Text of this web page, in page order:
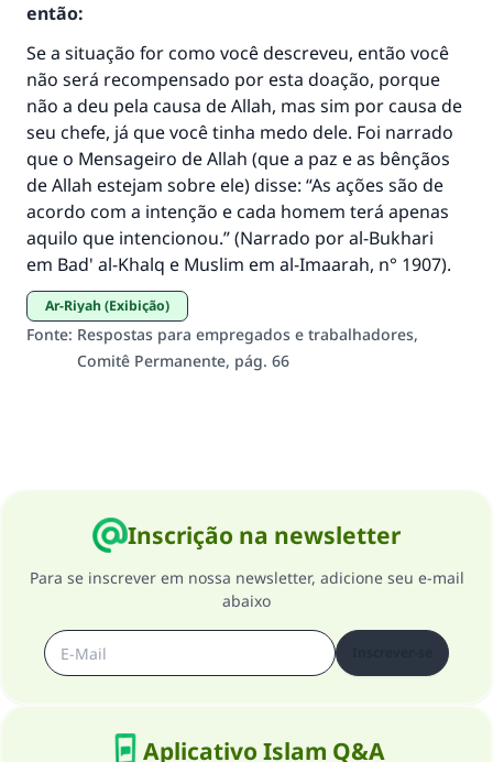
então:
Se a situação for como você descreveu, então você
não será recompensado por esta doação, porque
não a deu pela causa de Allah, mas sim por causa de
seu chefe, já que você tinha medo dele. Foi narrado
que o Mensageiro de Allah (que a paz e as bênçãos
de Allah estejam sobre ele) disse: “As ações são de
acordo com a intenção e cada homem terá apenas
aquilo que intencionou.” (Narrado por al-Bukhari
em Bad' al-Khalq e Muslim em al-Imaarah, n° 1907).
Ar-Riyah (Exibição)
Fonte: Respostas para empregados e trabalhadores,
Comitê Permanente, pág. 66
Inscrição na newsletter
Para se inscrever em nossa newsletter, adicione seu e-mail
abaixo
Aplicativo Islam Q&A
A resposta n° 110845 salvou um
casamento.
Ajude-nos a responder à Ummah
O Profeta ﷺ disse,
"Quem quer que incentive outros a fazer o
que é bom receberá a mesma recompensa
que aqueles que o fazem."
(MUSLIM, 1893)